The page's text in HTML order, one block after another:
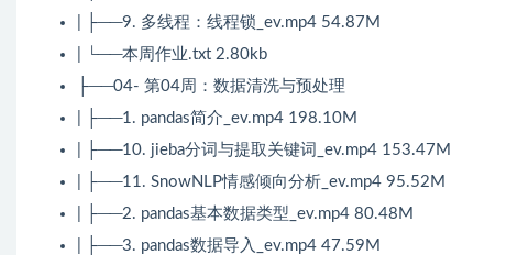
| ├──9. 多线程：线程锁_ev.mp4 54.87M
| └──本周作业.txt 2.80kb
├──04- 第04周：数据清洗与预处理
| ├──1. pandas简介_ev.mp4 198.10M
| ├──10. jieba分词与提取关键词_ev.mp4 153.47M
| ├──11. SnowNLP情感倾向分析_ev.mp4 95.52M
| ├──2. pandas基本数据类型_ev.mp4 80.48M
| ├──3. pandas数据导入_ev.mp4 47.59M